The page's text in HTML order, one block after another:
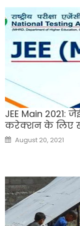
JEE Main
करेक्शन के लिए
Posted
on
August 20, 2021